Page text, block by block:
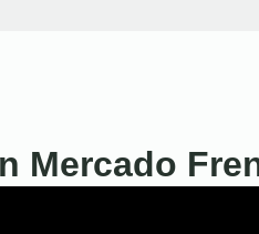
Mercado